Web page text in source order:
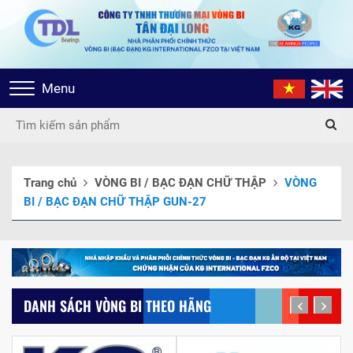
Toggle
navigation
Menu
Trang chủ VÒNG BI / BẠC ĐẠN CHỮ THẬP
VÒNG
BI / BẠC ĐẠN CHỮ THẬP GUN-27
DANH SÁCH VÒNG BI THEO HÃNG prev next